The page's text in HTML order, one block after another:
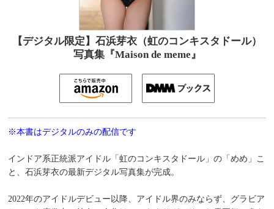
【デジタル限定】石浜芽衣（虹のコンキスタドール）
写真集『Maison de meme』
※本書はデジタルのみの配信です
インドア系正統派アイドル「虹のコンキスタドール」の「めめ」こ
と、石浜芽衣の最新デジタル写真集が完成。
2022年のアイドルデビュー以降、アイドル界のみならず、グラビア